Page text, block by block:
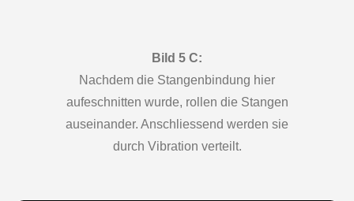
Bild 5 C:
Nachdem die Stangenbindung hier
aufeschnitten wurde, rollen die Stangen
auseinander. Anschliessend werden sie
durch Vibration verteilt.